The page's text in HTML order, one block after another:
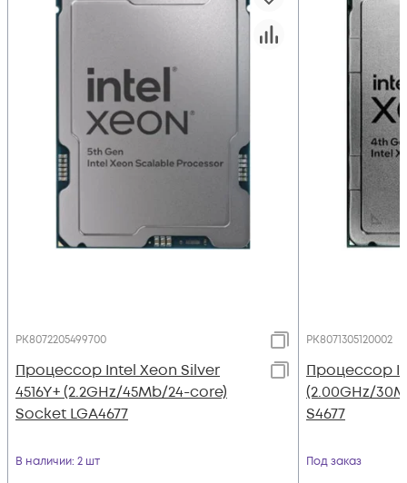
PK8072205499700
Процессор Intel Xeon Silver
4516Y+ (2.2GHz/45Mb/24-core)
Socket LGA4677
В наличии: 2 шт
PK8071305120002
Процессор
(2.00GHz/
S4677
Под заказ